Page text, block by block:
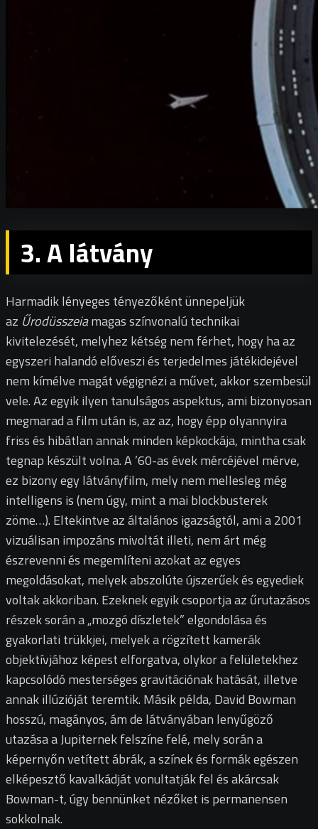
3. A látvány
Harmadik lényeges tényezőként ünnepeljük
az Űrodüsszeiamagas színvonalú technikai
kivitelezését, melyhez kétség nem férhet, hogy ha az
egyszeri halandó előveszi és terjedelmes játékidejével
nem kímélve magát végignézi a művet, akkor szembesül
vele. Az egyik ilyen tanulságos aspektus, ami bizonyosan
megmarad a film után is, az az, hogy épp olyannyira
friss és hibátlan annak minden képkockája, mintha csak
tegnap készült volna. A ’60-as évek mércéjével mérve,
ez bizony egy látványfilm, mely nem mellesleg még
intelligens is (nem úgy, mint a mai blockbusterek
zöme…). Eltekintve az általános igazságtól, ami a 2001
vizuálisan impozáns mivoltát illeti, nem árt még
észrevenni és megemlíteni azokat az egyes
megoldásokat, melyek abszolúte újszerűek és egyediek
voltak akkoriban. Ezeknek egyik csoportja az űrutazásos
részek során a „mozgó díszletek” elgondolása és
gyakorlati trükkjei, melyek a rögzített kamerák
objektívjához képest elforgatva, olykor a felületekhez
kapcsolódó mesterséges gravitációnak hatását, illetve
annak illúzióját teremtik. Másik példa, David Bowman
hosszú, magányos, ám de látványában lenyűgöző
utazása a Jupiternek felszíne felé, mely során a
képernyőn vetített ábrák, a színek és formák egészen
elképesztő kavalkádját vonultatják fel és akárcsak
Bowman-t, úgy bennünket nézőket is permanensen
sokkolnak.